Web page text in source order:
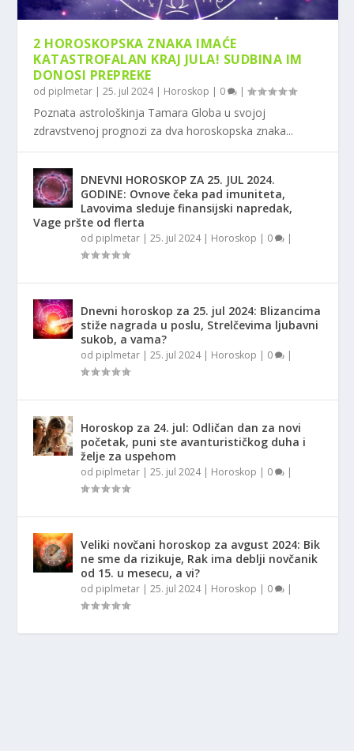
2 HOROSKOPSKA ZNAKA IMAĆE
KATASTROFALAN KRAJ JULA! SUDBINA IM
DONOSI PREPREKE
od piplmetar |25. jul 2024| Horoskop | 0 |
Poznata astrološkinja Tamara Globa u svojoj
zdravstvenoj prognozi za dva horoskopska znaka...
DNEVNI HOROSKOP ZA 25. JUL 2024.
GODINE: Ovnove čeka pad imuniteta,
Lavovima sleduje finansijski napredak,
Vage pršte od flerta
od piplmetar |25. jul 2024| Horoskop | 0 |
Dnevni horoskop za 25. jul 2024: Blizancima
stiže nagrada u poslu, Strelčevima ljubavni
sukob, a vama?
od piplmetar |25. jul 2024| Horoskop | 0 |
Horoskop za 24. jul: Odličan dan za novi
početak, puni ste avanturističkog duha i
želje za uspehom
od piplmetar |25. jul 2024| Horoskop | 0 |
Veliki novčani horoskop za avgust 2024: Bik
ne sme da rizikuje, Rak ima deblji novčanik
od 15. u mesecu, a vi?
od piplmetar |25. jul 2024| Horoskop | 0 |